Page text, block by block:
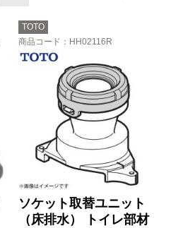
TOTO
商品コード ：HH02116R
ソケット取替ユニット
（床排水） トイレ部材